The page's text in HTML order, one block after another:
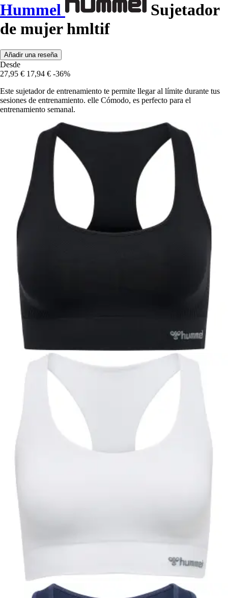
Hummel
Sujetador
de mujer hmltif
Añadir una reseña
Desde
27,95 € 17,94 € -36%
Este sujetador de entrenamiento te permite llegar al límite durante tus
sesiones de entrenamiento. elle Cómodo, es perfecto para el
entrenamiento semanal.